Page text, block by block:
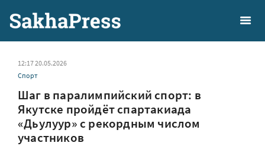
12:17 20.05.2026
Спорт
Шаг в паралимпийский спорт: в
Якутске пройдёт спартакиада
«Дьулуур» с рекордным числом
участников